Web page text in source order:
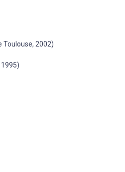
Toulouse, 2002)